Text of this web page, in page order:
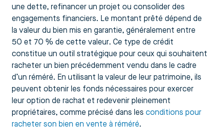
une dette, refinancer un projet ou consolider des
engagements financiers. Le montant prêté dépend de
la valeur du bien mis en garantie, généralement entre
50 et 70 % de cette valeur. Ce type de crédit
constitue un outil stratégique pour ceux qui souhaitent
racheter un bien précédemment vendu dans le cadre
d’un réméré. En utilisant la valeur de leur patrimoine, ils
peuvent obtenir les fonds nécessaires pour exercer
leur option de rachat et redevenir pleinement
propriétaires, comme précisé dans les conditions pour
racheter son bien en vente à réméré.